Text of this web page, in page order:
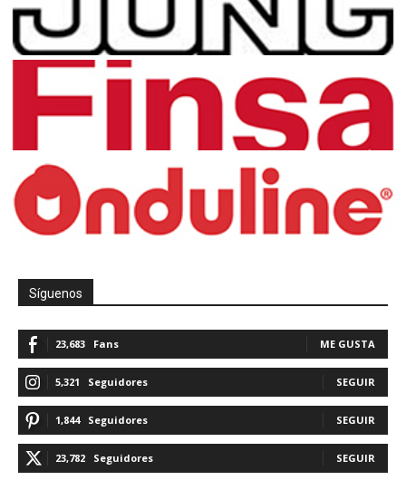
Síguenos
23,683 Fans ME GUSTA
5,321 Seguidores SEGUIR
1,844 Seguidores SEGUIR
23,782 Seguidores SEGUIR